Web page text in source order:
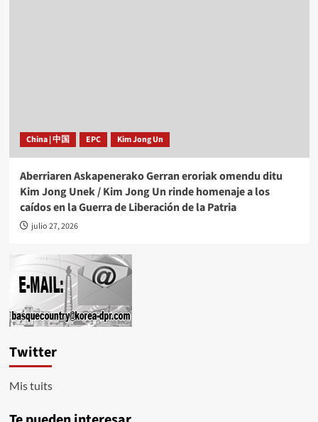
China | 中国 EPC Kim Jong Un
Aberriaren Askapenerako Gerran eroriak omendu ditu
Kim Jong Unek / Kim Jong Un rinde homenaje a los
caídos en la Guerra de Liberación de la Patria
julio 27, 2026
Twitter
Mis tuits